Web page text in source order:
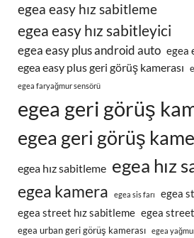
egea easy hız sabitleme
egea easy hız sabitleyici
egea easy plus android auto egea
egea easy plus geri görüş kamerası
egea faryağmur sensörü
egea geri görüş
egea geri görüş
egea hız sabitleme egea hız
egea kamera egea sis farı
egea
egea street hız sabitleme egea
egea urban geri görüş kamerası egea